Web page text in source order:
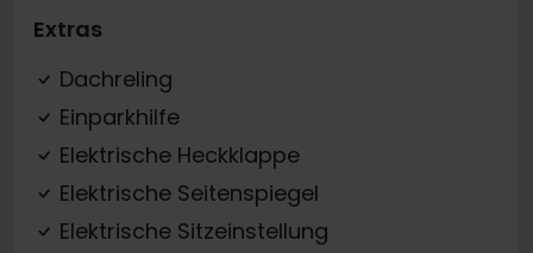
Extras
Dachreling
Einparkhilfe
Elektrische Heckklappe
Elektrische Seitenspiegel
Elektrische Sitzeinstellung